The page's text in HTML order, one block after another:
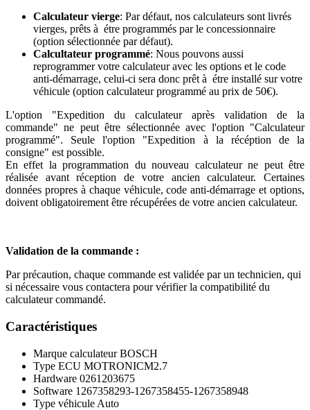
Calculateur vierge: Par défaut, nos calculateurs sont livrés
vierges, prêts à étre programmés par le concessionnaire
(option sélectionnée par défaut).
Calcultateur programmé: Nous pouvons aussi
reprogrammer votre calculateur avec les options et le code
anti-démarrage, celui-ci sera donc prêt à étre installé sur votre
véhicule (option calculateur programmé au prix de 50€).
L'option "Expedition du calculateur après validation de la
commande" ne peut être sélectionnée avec l'option "Calculateur
programmé". Seule l'option "Expedition à la récéption de la
consigne" est possible.
En effet la programmation du nouveau calculateur ne peut être
réalisée avant réception de votre ancien calculateur. Certaines
données propres à chaque véhicule, code anti-démarrage et options,
doivent obligatoirement être récupérées de votre ancien calculateur.
Validation de la commande :
Par précaution, chaque commande est validée par un technicien, qui
si nécessaire vous contactera pour vérifier la compatibilité du
calculateur commandé.
Caractéristiques
Marque calculateur BOSCH
Type ECU MOTRONICM2.7
Hardware 0261203675
Software 1267358293-1267358455-1267358948
Type véhicule Auto